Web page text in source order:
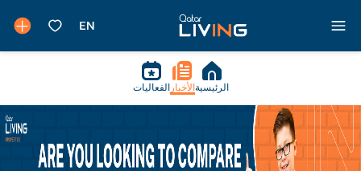
الرئيسية الأخبار الفعاليات